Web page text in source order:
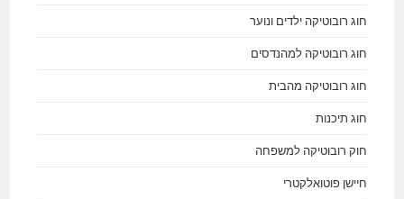
חוג רובוטיקה ילדים ונוער
חוג רובוטיקה למהנדסים
חוג רובוטיקה מהבית
חוג תיכנות
חוק רובוטיקה למשפחה
חיישן פוטואלקטרי